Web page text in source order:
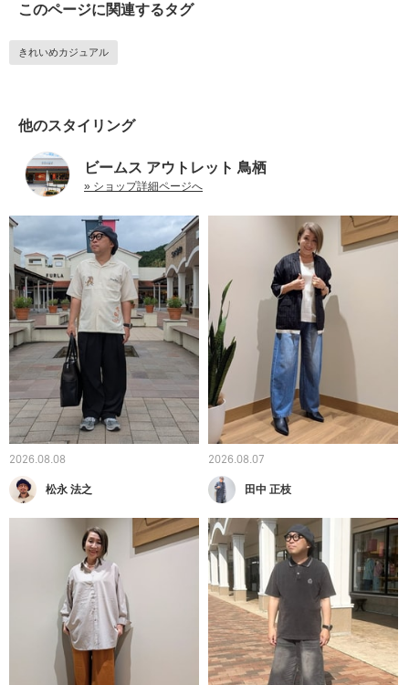
このページに関連するタグ
きれいめカジュアル
他のスタイリング
ビームス アウトレット 鳥栖
» ショップ詳細ページへ
2026.08.08
松永 法之
2026.08.07
田中 正枝